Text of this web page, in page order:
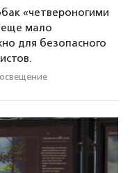
«четвероногими
еще мало
для безопасного